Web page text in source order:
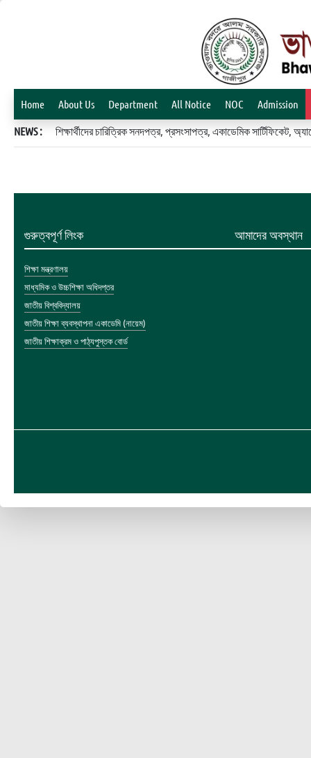
Home About Us Department All Notice NOC Admission
NEWS : শিক্ষার্থীদের চারিত্রিক সনদপত্র, প্রসংসাপত্র, একাডেমিক
গুরুত্বপূর্ণ লিংক
শিক্ষা মন্ত্রণালয়
মাধ্যমিক ও উচ্চশিক্ষা অধিদপ্তর
জাতীয় বিশ্ববিদ্যালয়
জাতীয় শিক্ষা ব্যবস্থাপনা একাডেমি (নায়েম)
জাতীয় শিক্ষাক্রম ও পাঠ্যপুস্তক বোর্ড
আমাদের অবস্থান